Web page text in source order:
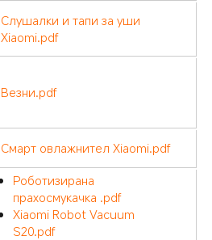
Слушалки и тапи за уши
Xiaomi.pdf
Везни.pdf
Смарт овлажнител Xiaomi.pdf
Роботизирана
прахосмукачка .pdf
Xiaomi Robot Vacuum
S20.pdf